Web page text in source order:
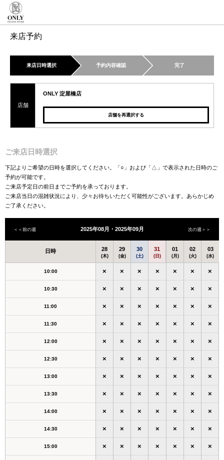
来店予約
来店日時選択 予約内容確認 完了
店舗
ONLY 淀屋橋店
店舗を再選択する
ご来店日時選択
下記よりご希望の日時を選択してください。「○」および「△」で表示された日時のご
予約が可能です。
ご来店予定日の前日までご予約を承っております。
ご来店当日の混雑状況により、少々お待ちいただく可能性がございます。あらかじめ
ご了承ください。
＜＜前の週 2025年08月・2025年09月 次の週＞＞
日時 28
(木)
29
(金)
30
(土)
31
(日)
01
(月)
02
(火)
03
(水)
10:00 × × × × × × ×
10:30 × × × × × × ×
11:00 × × × × × × ×
11:30 × × × × × × ×
12:00 × × × × × × ×
12:30 × × × × × × ×
13:00 × × × × × × ×
13:30 × × × × × × ×
14:00 × × × × × × ×
14:30 × × × × × × ×
15:00 × × × × × × ×